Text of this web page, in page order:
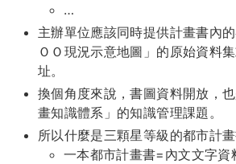
…
主辦單位應該同時提供計畫書內
ＯＯ現況示意地圖」的原始資料
址。
換個角度來說，書圖資料開放，
畫知識體系」的知識管理課題。
所以什麼是三顆星等級的都市計
一本都市計畫書=內文文字資